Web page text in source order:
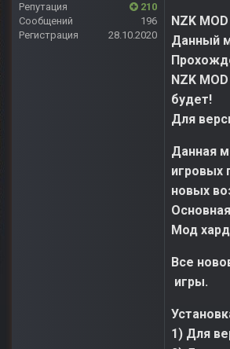
Репутация
210
Сообщений
196
Регистрация
28.10.2020
NZK
Данный
NZK
будет!
Для
Данная
игровых
новых
Мод
Все
игры.
1) Для